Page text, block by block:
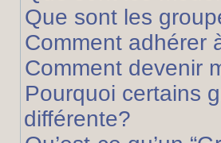
Que sont les
Comment adhérer
Comment devenir
Pourquoi certains
différente?